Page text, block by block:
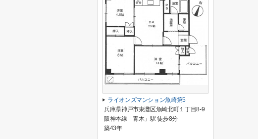
ライオンズマンション魚崎第5
兵庫県神戸市東灘区魚崎北町１丁目8-9
阪神本線「青木」駅 徒歩8分
築43年